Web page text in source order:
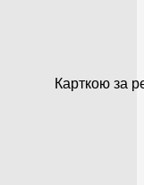
Карткою за